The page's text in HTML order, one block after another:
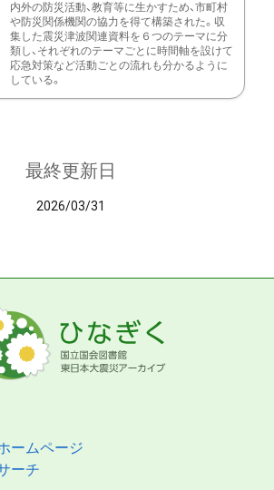
内外の防災活動、教育等に生かすため、市町村
や防災関係機関の協力を得て構築された。収
集した震災津波関連資料を６つのテーマに分
類し、それぞれのテーマごとに時間軸を設けて
応急対策など活動ごとの流れも分かるように
している。
最終更新日
2026/03/31
ームページ
ーチ